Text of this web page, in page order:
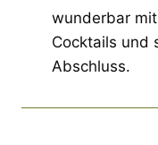
wunderbar
Cocktails und
Abschluss.